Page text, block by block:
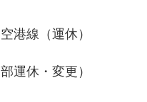
港線（運休）
運休・変更）